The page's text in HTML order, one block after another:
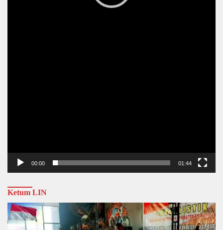
00:00 01:44
Ketum LIN
Video
Player